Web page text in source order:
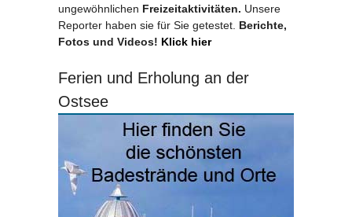
ungewöhnlichen Freizeitaktivitäten. Unsere
Reporter haben sie für Sie getestet. Berichte,
Fotos und Videos! Klick hier
Ferien und Erholung an der
Ostsee